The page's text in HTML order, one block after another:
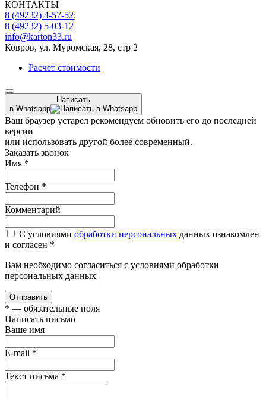
КОНТАКТЫ
8 (49232) 4-57-52;
8 (49232) 5-03-12
info@karton33.ru
Ковров, ул. Муромская, 28, стр 2
Расчет стоимости
Написать
в Whatsapp
Ваш браузер устарел рекомендуем обновить его до последней
версии
или использовать другой более современный.
Заказать звонок
Имя *
Телефон *
Комментарий
С условиями обработки персональных данных ознакомлен
и согласен *
Вам необходимо согласиться с условиями обработки
персональных данных
Отправить
* — обязательные поля
Написать письмо
Ваше имя
E-mail *
Текст письма *